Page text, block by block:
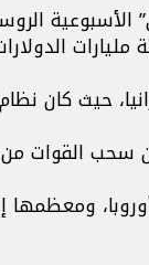
حيث كان
سحب القوات من
ومعظمها